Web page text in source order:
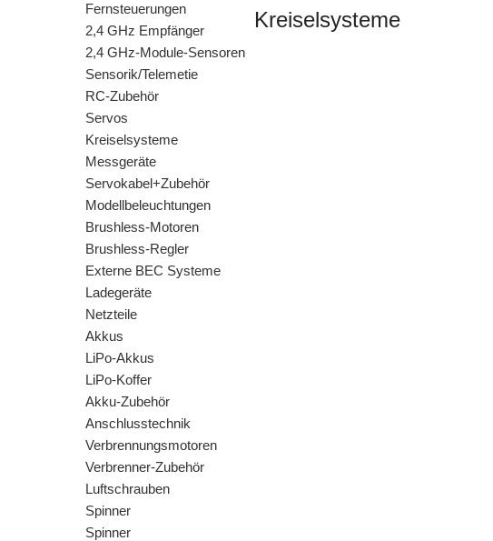
Fernsteuerungen
2,4 GHz Empfänger
2,4 GHz-Module-Sensoren
Sensorik/Telemetie
RC-Zubehör
Servos
Kreiselsysteme
Messgeräte
Servokabel+Zubehör
Modellbeleuchtungen
Brushless-Motoren
Brushless-Regler
Externe BEC Systeme
Ladegeräte
Netzteile
Akkus
LiPo-Akkus
LiPo-Koffer
Akku-Zubehör
Anschlusstechnik
Verbrennungsmotoren
Verbrenner-Zubehör
Luftschrauben
Spinner
Spinner
Kreiselsysteme